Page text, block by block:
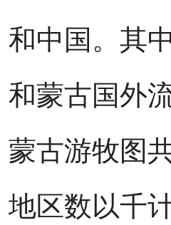
和中国。其
和蒙古国外
蒙古游牧图
地区数以千